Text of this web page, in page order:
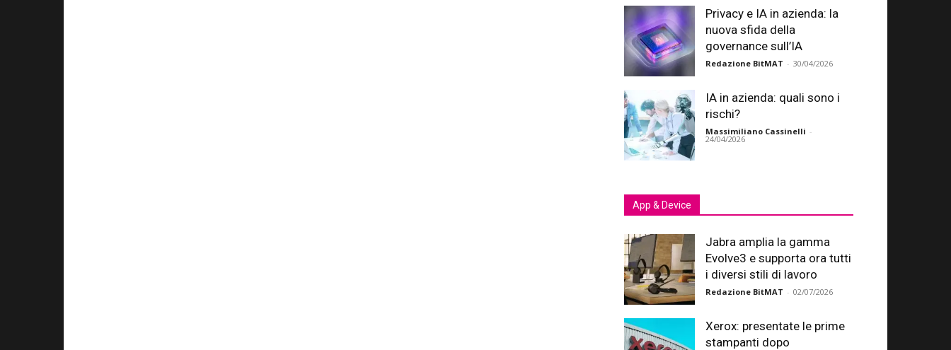
Privacy e IA in azienda: la
nuova sfida della
governance sull’IA
Redazione BitMAT - 30/04/2026
IA in azienda: quali sono i
rischi?
Massimiliano Cassinelli -
24/04/2026
App & Device
Jabra amplia la gamma
Evolve3 e supporta ora tutti
i diversi stili di lavoro
Redazione BitMAT - 02/07/2026
Xerox: presentate le prime
stampanti dopo